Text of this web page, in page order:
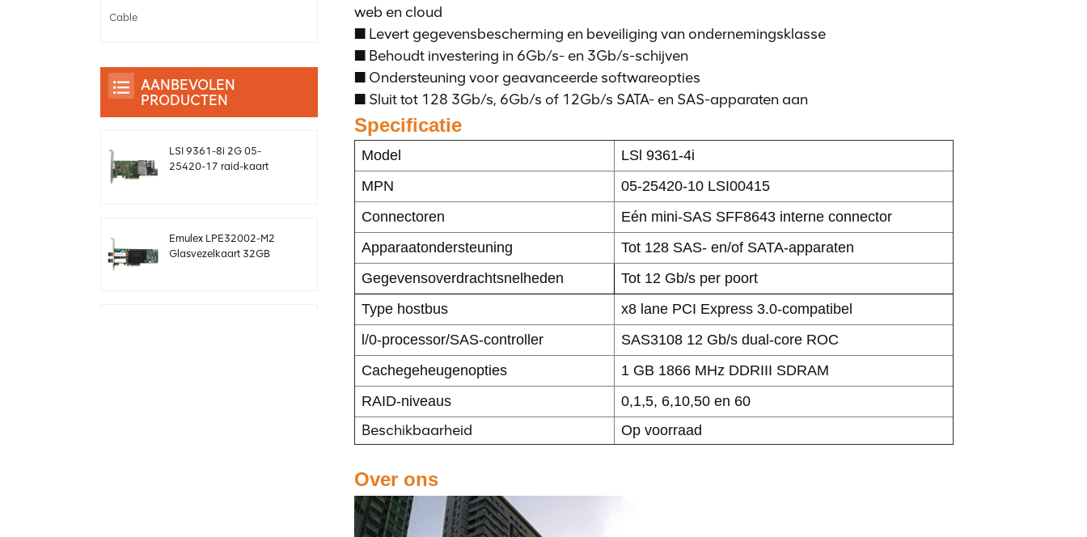
web en cloud
■ Levert gegevensbescherming en beveiliging van ondernemingsklasse
■ Behoudt investering in 6Gb/s- en 3Gb/s-schijven
■ Ondersteuning voor geavanceerde softwareopties
■ Sluit tot 128 3Gb/s, 6Gb/s of 12Gb/s SATA- en SAS-apparaten aan
Specificatie
Model
LSl 9361-4i
MPN
05-25420-10 LSI00415
Connectoren
Eén mini-SAS SFF8643 interne connector
Apparaatondersteuning
Tot 128 SAS- en/of SATA-apparaten
Gegevensoverdrachtsnelheden
Tot 12 Gb/s per poort
Type hostbus
x8 lane PCI Express 3.0-compatibel
l/0-processor/SAS-controller
SAS3108 12 Gb/s dual-core ROC
Cachegeheugenopties
1 GB 1866 MHz DDRIII SDRAM
RAID-niveaus
0,1,5, 6,10,50 en 60
Beschikbaarheid Op voorraad
Over ons
Cable
AANBEVOLEN
PRODUCTEN
LSI 9361-8i 2G 05-
25420-17 raid-kaart
Emulex LPE32002-M2
Glasvezelkaart 32GB